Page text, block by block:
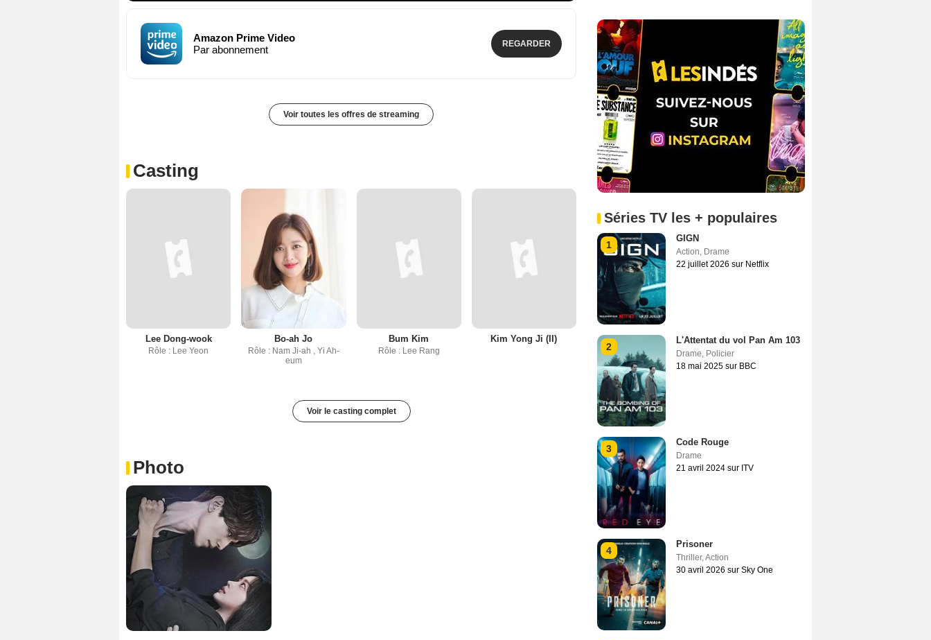
Amazon Prime Video
Par abonnement
REGARDER
Voir toutes les offres de streaming
Casting
Lee Dong-wook
Rôle : Lee Yeon
Bo-ah Jo
Rôle : Nam Ji-ah , Yi Ah-
eum
Bum Kim
Rôle : Lee Rang
Kim Yong Ji (II)
Voir le casting complet
Photo
Séries TV les + populaires
1
GIGN
Action, Drame
22 juillet 2026 sur Netflix
2
L'Attentat du vol Pan Am 103
Drame, Policier
18 mai 2025 sur BBC
3
Code Rouge
Drame
21 avril 2024 sur ITV
4
Prisoner
Thriller,Action
30 avril 2026 sur Sky One